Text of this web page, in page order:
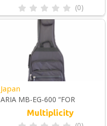
(0)
Japan
ARIA MB-EG-600 “FOR
ELECTRIC GUITAR”
Multiplicity